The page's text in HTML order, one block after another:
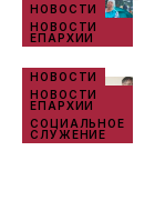
НОВОСТИ
НОВОСТИ
ЕПАРХИИ
НОВОСТИ
НОВОСТИ
ЕПАРХИИ
СОЦИАЛЬНОЕ
СЛУЖЕНИЕ